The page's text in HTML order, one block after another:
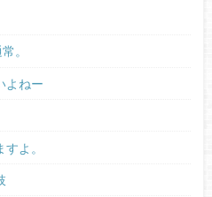
。
よねー
よ。